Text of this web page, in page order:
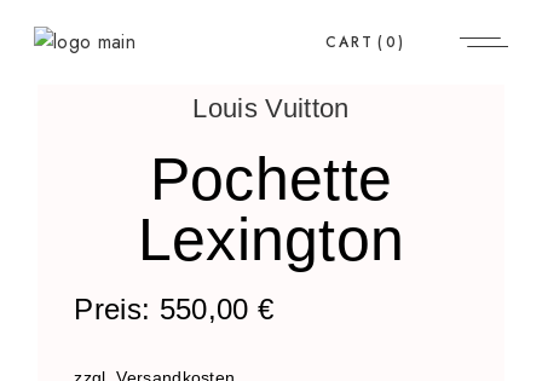
CART (0)
Louis Vuitton
Pochette
Lexington
Preis: 550,00 €